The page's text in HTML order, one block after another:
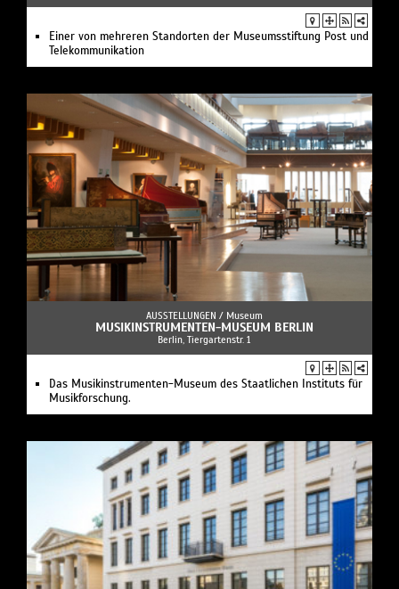
Einer von mehreren Standorten der Museumsstiftung Post und
Telekommunikation
AUSSTELLUNGEN / Museum
MUSIKINSTRUMENTEN-MUSEUM BERLIN
Berlin, Tiergartenstr. 1
Das Musikinstrumenten-Museum des Staatlichen Instituts für
Musikforschung.